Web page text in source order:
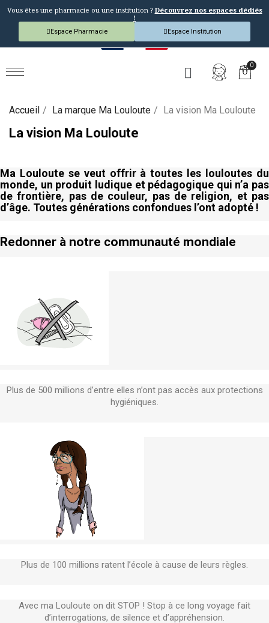
Vous êtes une pharmacie ou une institution ? Découvrez nos espaces dédiés
!
Espace Pharmacie Espace Institution
Accueil La marque Ma Louloute La vision Ma Louloute
La vision Ma Louloute
Ma Louloute se veut offrir à toutes les louloutes du
monde, un produit ludique et pédagogique qui n’a pas
de frontière, pas de couleur, pas de religion, et pas
d’âge. Toutes générations confondues l’ont adopté !
Redonner à notre communauté mondiale
Plus de 500 millions d’entre elles n’ont pas accès aux protections
hygiéniques.
Plus de 100 millions ratent l’école à cause de leurs règles.
Avec ma Louloute on dit STOP ! Stop à ce long voyage fait
d’interrogations, de silence et d’appréhension.